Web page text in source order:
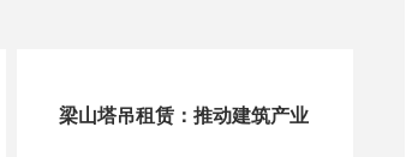
梁山塔吊租赁：推动建筑产业